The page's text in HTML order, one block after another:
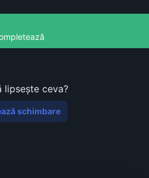
lipsește ceva?
schimbare